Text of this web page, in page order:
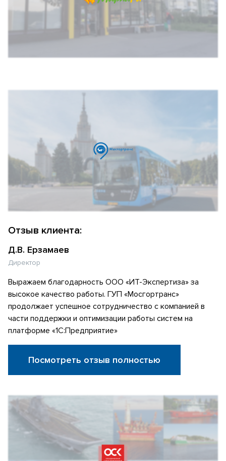
Отзыв клиента:
Д.В. Ерзамаев
Директор
Выражаем благодарность ООО «ИТ-Экспертиза» за
высокое качество работы. ГУП «Мосгортранс»
продолжает успешное сотрудничество с компанией в
части поддержки и оптимизации работы систем на
платформе «1С:Предприятие»
Посмотреть отзыв полностью